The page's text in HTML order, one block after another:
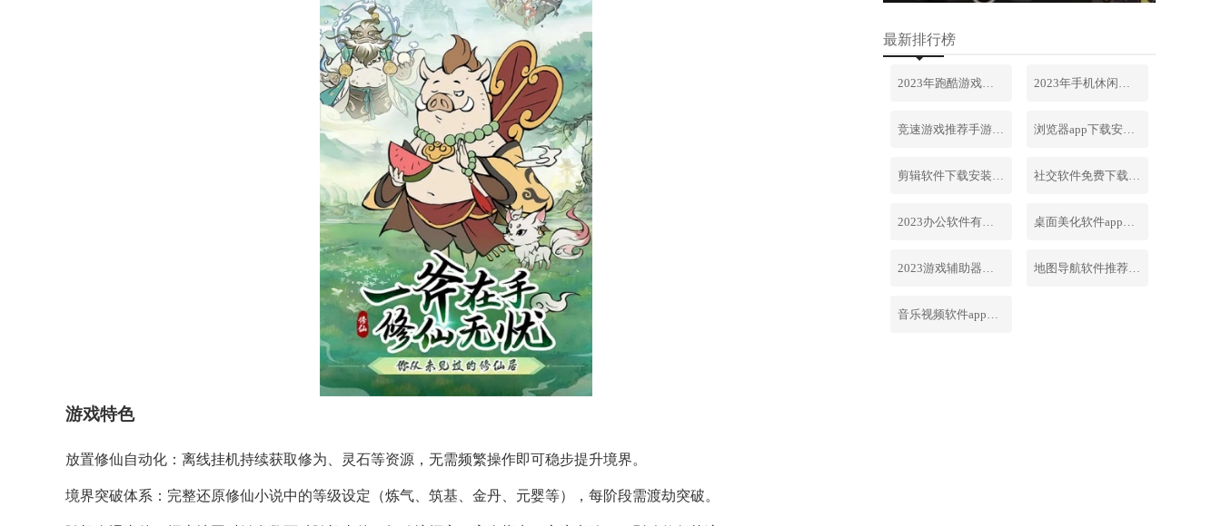
游戏特色
​​放置修仙自动化​​：离线挂机持续获取修为、灵石等资源，无需频繁操作即可稳步提升境界。
​​境界突破体系​​：完整还原修仙小说中的等级设定（炼气、筑基、金丹、元婴等），每阶段需渡劫突破。
最新排行榜
2023年跑酷游戏排行榜前十名合集 2023年手机休闲游戏排行榜前十名
竞速游戏推荐手游排行榜最新2023 浏览器app下载安装免费官网
剪辑软件下载安装免费手机版 社交软件免费下载安装大全最新
2023办公软件有哪些合集软件 桌面美化软件app下载安卓版
2023游戏辅助器软件大全免费 地图导航软件推荐下载安装手机版
音乐视频软件app下载安装免费